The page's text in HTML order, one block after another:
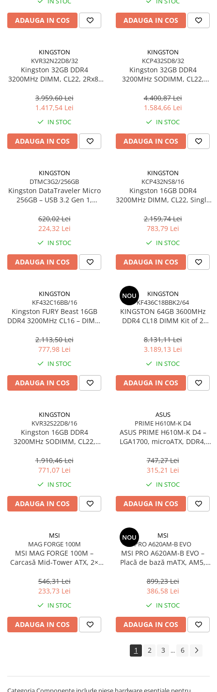
ADAUGA IN COS ADAUGA IN COS
KINGSTON
KVR32N22D8/32
Kingston 32GB DDR4
3200MHz DIMM, CL22, 2Rx8,
3.959,60 Lei
1.417,54 Lei
IN STOC
ADAUGA IN COS
KINGSTON
KCP432SD8/32
Kingston 32GB DDR4
3200MHz SODIMM, CL22,
KCP432SD8/32
4.400,87 Lei
1.584,66 Lei
IN STOC
ADAUGA IN COS
KINGSTON
DTMC3G2/256GB
Kingston DataTraveler Micro
256GB – USB 3.2 Gen 1,
Ultra‑Compact –
DTMC3G2/256GB
620,02 Lei
224,32 Lei
IN STOC
ADAUGA IN COS
KINGSTON
KCP432NS8/16
Kingston 16GB DDR4
3200MHz DIMM, CL22, Single
KCP432NS8/16
2.159,74 Lei
783,79 Lei
IN STOC
ADAUGA IN COS
KINGSTON
KF432C16BB/16
Kingston FURY Beast 16GB
DDR4 3200MHz CL16 – DIMM
2.113,50 Lei
777,98 Lei
IN STOC
ADAUGA IN COS
NOU
KINGSTON
KF436C18BBK2/64
KINGSTON 64GB 3600MHz
DDR4 CL18 DIMM Kit of 2
8.131,11 Lei
3.189,13 Lei
IN STOC
ADAUGA IN COS
KINGSTON
KVR32S22D8/16
Kingston 16GB DDR4
3200MHz SODIMM, CL22,
KVR32S22D8/16
1.910,46 Lei
771,07 Lei
IN STOC
ADAUGA IN COS
ASUS
PRIME H610M-K D4
ASUS PRIME H610M‑K D4 –
LGA1700, microATX, DDR4,
747,27 Lei
315,21 Lei
IN STOC
ADAUGA IN COS
MSI
MAG FORGE 100M
MSI MAG FORGE 100M –
Carcasă Mid‑Tower ATX, 2×
High‑Airflow
546,31 Lei
233,73 Lei
IN STOC
ADAUGA IN COS
NOU
MSI
PRO A620AM-B EVO
MSI PRO A620AM‑B EVO –
Placă de bază mATX, AM5,
2.5GbE
899,23 Lei
386,58 Lei
IN STOC
ADAUGA IN COS
1 2 3 ... 6